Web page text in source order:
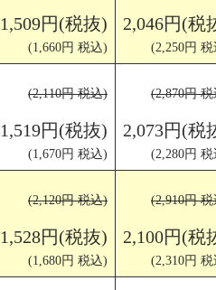
1,509円(税抜)
(1,660円 税込)
2,046円(税
(2,250円
(2,110円 税込)
1,519円(税抜)
(1,670円 税込)
(2,870円
2,073円(税
(2,280円
(2,120円 税込)
1,528円(税抜)
(1,680円 税込)
(2,910円
2,100円(税
(2,310円